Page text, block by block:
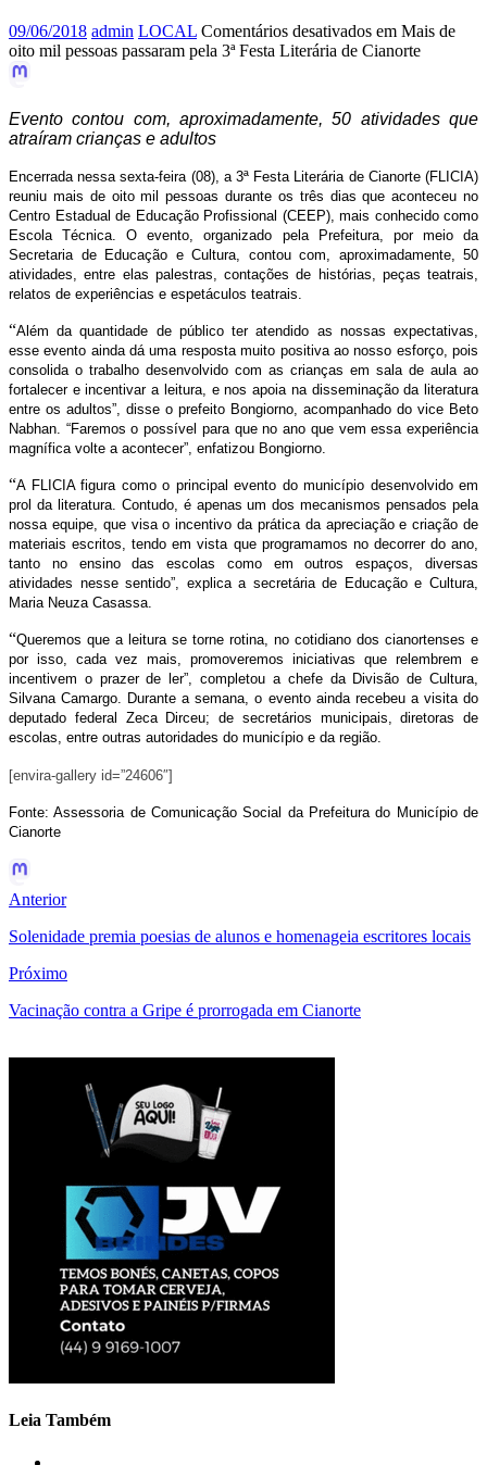
09/06/2018 admin LOCAL Comentários desativados em Mais de
oito mil pessoas passaram pela 3ª Festa Literária de Cianorte
Evento contou com, aproximadamente, 50 atividades que
atraíram crianças e adultos
Encerrada nessa sexta-feira (08), a 3ª Festa Literária de Cianorte (FLICIA)
reuniu mais de oito mil pessoas durante os três dias que aconteceu no
Centro Estadual de Educação Profissional (CEEP), mais conhecido como
Escola Técnica. O evento, organizado pela Prefeitura, por meio da
Secretaria de Educação e Cultura, contou com, aproximadamente, 50
atividades, entre elas palestras, contações de histórias, peças teatrais,
relatos de experiências e espetáculos teatrais.
“Além da quantidade de público ter atendido as nossas expectativas,
esse evento ainda dá uma resposta muito positiva ao nosso esforço, pois
consolida o trabalho desenvolvido com as crianças em sala de aula ao
fortalecer e incentivar a leitura, e nos apoia na disseminação da literatura
entre os adultos”, disse o prefeito Bongiorno, acompanhado do vice Beto
Nabhan. “Faremos o possível para que no ano que vem essa experiência
magnífica volte a acontecer”, enfatizou Bongiorno.
“A FLICIA figura como o principal evento do município desenvolvido em
prol da literatura. Contudo, é apenas um dos mecanismos pensados pela
nossa equipe, que visa o incentivo da prática da apreciação e criação de
materiais escritos, tendo em vista que programamos no decorrer do ano,
tanto no ensino das escolas como em outros espaços, diversas
atividades nesse sentido”, explica a secretária de Educação e Cultura,
Maria Neuza Casassa.
“Queremos que a leitura se torne rotina, no cotidiano dos cianortenses e
por isso, cada vez mais, promoveremos iniciativas que relembrem e
incentivem o prazer de ler”, completou a chefe da Divisão de Cultura,
Silvana Camargo. Durante a semana, o evento ainda recebeu a visita do
deputado federal Zeca Dirceu; de secretários municipais, diretoras de
escolas, entre outras autoridades do município e da região.
[envira-gallery id=”24606″]
Fonte: Assessoria de Comunicação Social da Prefeitura do Município de
Cianorte
Anterior
Solenidade premia poesias de alunos e homenageia escritores locais
Próximo
Vacinação contra a Gripe é prorrogada em Cianorte
Leia Também